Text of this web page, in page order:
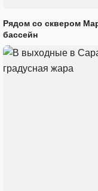
Рядом со сквером
бассейн